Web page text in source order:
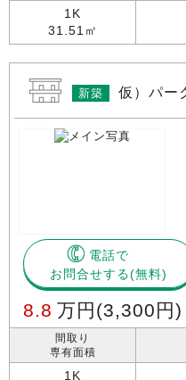
1K
31.51㎡
新築 仮）パー
電話で
お問合せする
8.8 万円 (3,300円)
間取り
専有面積
1K